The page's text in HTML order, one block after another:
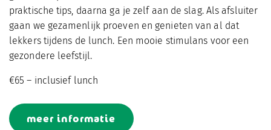
praktische tips, daarna ga je zelf aan de slag. Als afsluiter
gaan we gezamenlijk proeven en genieten van al dat
lekkers tijdens de lunch. Een mooie stimulans voor een
gezondere leefstijl.
€65 – inclusief lunch
meer informatie